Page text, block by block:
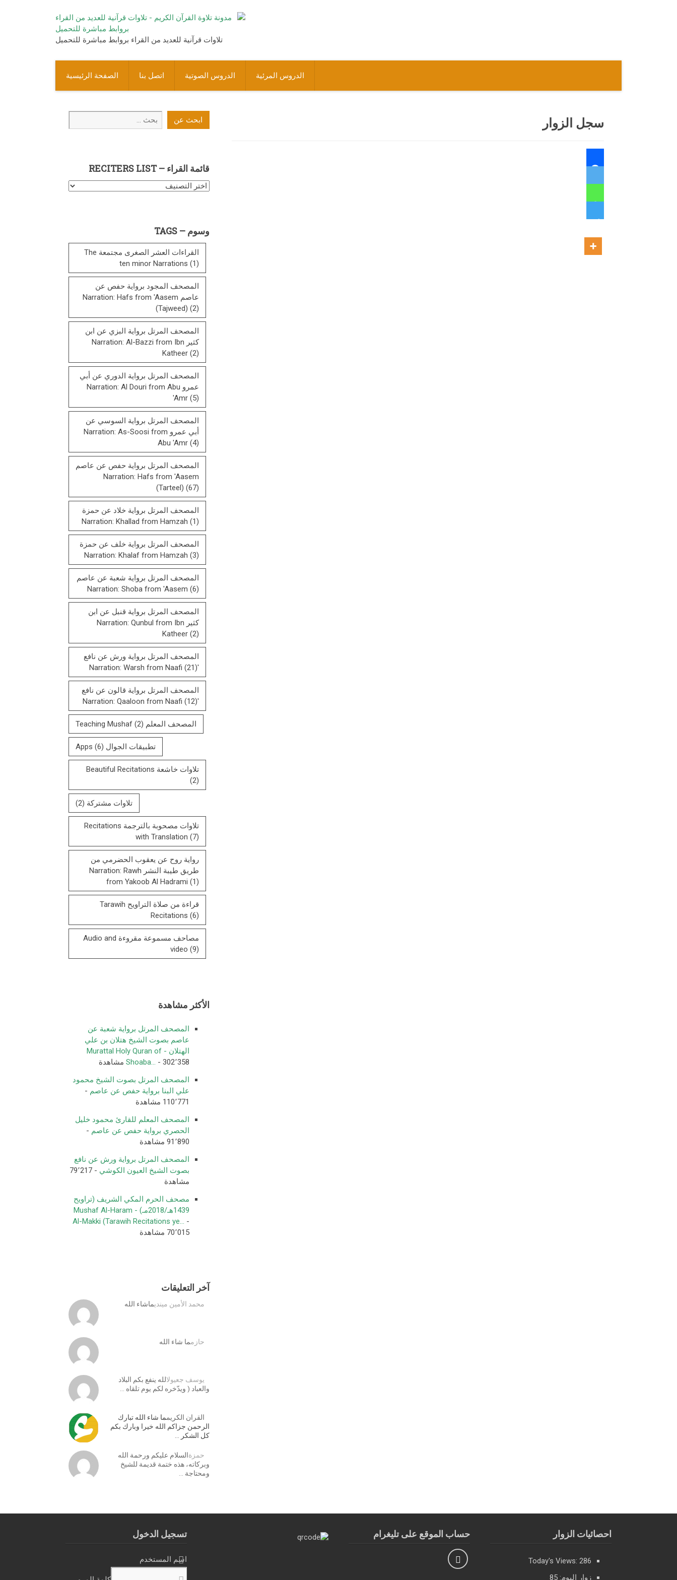
تلاوات قرآنية للعديد من القراء بروابط مباشرة للتحميل
الصفحة الرئيسية اتصل بنا الدروس الصوتية الدروس المرئية
سجل الزوار
ابحث
عن
ابحث عن
قائمة القراء – RECITERS LIST
قائمة
List
وسوم – TAGS
القراءات العشر الصغرى مجتمعة The
ten minor Narrations (1)
المصحف المجود برواية حفص عن
عاصم Narration: Hafs from 'Aasem
(Tajweed) (2)
المصحف المرتل برواية البزي عن ابن
كثير Narration: Al-Bazzi from Ibn
Katheer(2)
المصحف المرتل برواية الدوري عن أبي
عمرو Narration: Al Douri from Abu
'Amr(5)
المصحف المرتل برواية السوسي عن
أبي عمرو Narration: As-Soosi from
Abu 'Amr(4)
المصحف المرتل برواية حفص عن عاصم
Narration: Hafs from 'Aasem
(Tarteel) (67)
المصحف المرتل برواية خلاد عن حمزة
Narration: Khallad from Hamzah (1)
المصحف المرتل برواية خلف عن حمزة
Narration: Khalaf from Hamzah (3)
المصحف المرتل برواية شعبة عن عاصم
Narration: Shoba from 'Aasem (6)
المصحف المرتل برواية قنبل عن ابن
كثير Narration: Qunbul from Ibn
Katheer(2)
المصحف المرتل برواية ورش عن نافع
'Narration: Warsh from Naafi
(21)
المصحف المرتل بروایة قالون عن نافع
'Narration: Qaaloon from Naafi
(12)
المصحف المعلم Teaching Mushaf (2)
تطبيقات الجوال Apps (6)
تلاوات خاشعة Beautiful Recitations
(2)
تلاوات مشتركة (2)
تلاوات مصحوبة بالترجمة Recitations
with Translation (7)
رواية روح عن يعقوب الحضرمي من
طريق طيبة النشر Narration: Rawh
from Yakoob Al Hadrami (1)
قراءة من صلاة التراويح Tarawih
Recitations (6)
مصاحف مسموعة مقروءة Audio and
video (9)
الأكثر مشاهدة
المصحف المرتل برواية شعبة عن
عاصم بصوت الشيخ هتلان بن علي
الهتلان - Murattal Holy Quran of
Shoaba... - 302٬358 مشاهدة
المصحف المرتل بصوت الشيخ محمود
علي البنا برواية حفص عن عاصم -
110٬771 مشاهدة
المصحف المعلم للقارئ محمود خليل
الحصري برواية حفص عن عاصم -
91٬890 مشاهدة
المصحف المرتل برواية ورش عن نافع
بصوت الشيخ العيون الكوشي
- 79٬217
مشاهدة
مصحف الحرم المكي الشريف (تراويح
1439هـ/2018مـ) - Mushaf Al-Haram
Al-Makki (Tarawih Recitations ye... -
70٬015 مشاهدة
آخر التعليقات
محمد الأمين مينديماشاء الله
حازمما شاء الله
يوسف جعيولالله ينفع بكم البلاد
والعباد ( ويدّخره لكم يوم تلقاه …
القران الكريمما شاء الله تبارك
الرحمن جزاكم الله خيرا وبارك بكم
كل الشكر …
حمزةالسلام عليكم ورحمة الله
وبركاته، هذه ختمة قديمة للشيخ
ومحتاجة …
تسجيل الدخول
اسم المستخدم
حساب الموقع على تليغرام احصائيات الزوار
Today's Views: 286
زوار اليوم: 85